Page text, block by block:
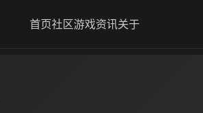
首页社区游戏资讯关于